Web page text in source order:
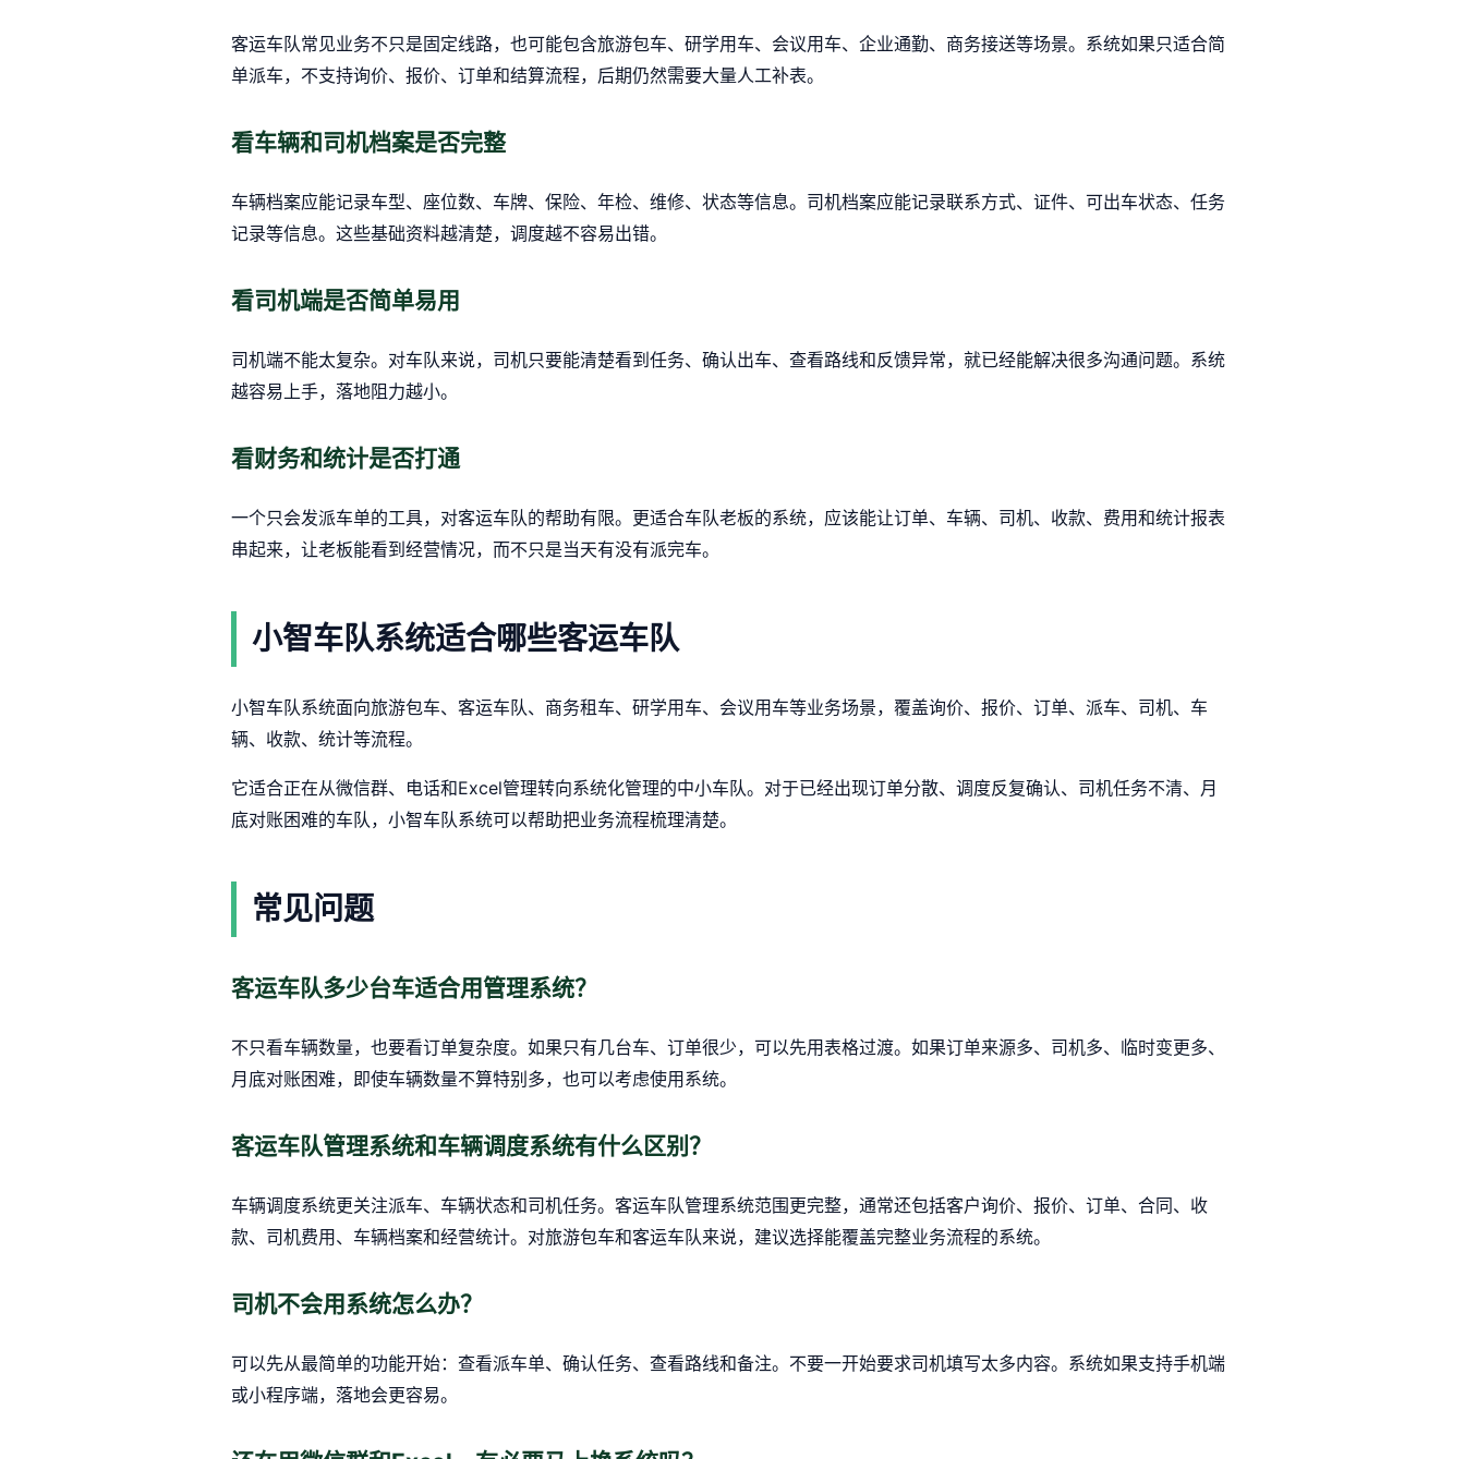
客运车队常见业务不只是固定线路，也可能包含旅游包车、研学用车、会议用车、企业通勤、商务接送等场景。系统如果只适合简
单派车，不支持询价、报价、订单和结算流程，后期仍然需要大量人工补表。
看车辆和司机档案是否完整
车辆档案应能记录车型、座位数、车牌、保险、年检、维修、状态等信息。司机档案应能记录联系方式、证件、可出车状态、任务
记录等信息。这些基础资料越清楚，调度越不容易出错。
看司机端是否简单易用
司机端不能太复杂。对车队来说，司机只要能清楚看到任务、确认出车、查看路线和反馈异常，就已经能解决很多沟通问题。系统
越容易上手，落地阻力越小。
看财务和统计是否打通
一个只会发派车单的工具，对客运车队的帮助有限。更适合车队老板的系统，应该能让订单、车辆、司机、收款、费用和统计报表
串起来，让老板能看到经营情况，而不只是当天有没有派完车。
小智车队系统适合哪些客运车队
小智车队系统面向旅游包车、客运车队、商务租车、研学用车、会议用车等业务场景，覆盖询价、报价、订单、派车、司机、车
辆、收款、统计等流程。
它适合正在从微信群、电话和Excel管理转向系统化管理的中小车队。对于已经出现订单分散、调度反复确认、司机任务不清、月
底对账困难的车队，小智车队系统可以帮助把业务流程梳理清楚。
常见问题
客运车队多少台车适合用管理系统？
不只看车辆数量，也要看订单复杂度。如果只有几台车、订单很少，可以先用表格过渡。如果订单来源多、司机多、临时变更多、
月底对账困难，即使车辆数量不算特别多，也可以考虑使用系统。
客运车队管理系统和车辆调度系统有什么区别？
车辆调度系统更关注派车、车辆状态和司机任务。客运车队管理系统范围更完整，通常还包括客户询价、报价、订单、合同、收
款、司机费用、车辆档案和经营统计。对旅游包车和客运车队来说，建议选择能覆盖完整业务流程的系统。
司机不会用系统怎么办？
可以先从最简单的功能开始：查看派车单、确认任务、查看路线和备注。不要一开始要求司机填写太多内容。系统如果支持手机端
或小程序端，落地会更容易。